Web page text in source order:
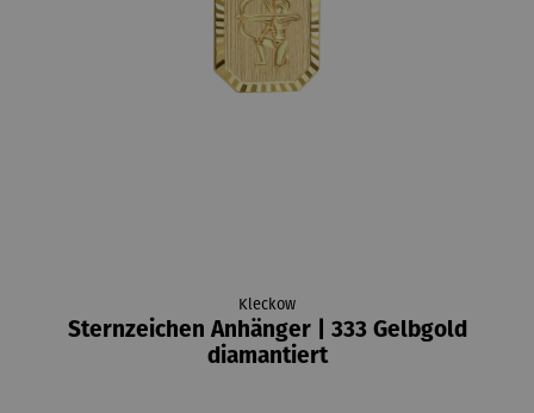
Kleckow
Sternzeichen Anhänger | 333 Gelbgold
diamantiert